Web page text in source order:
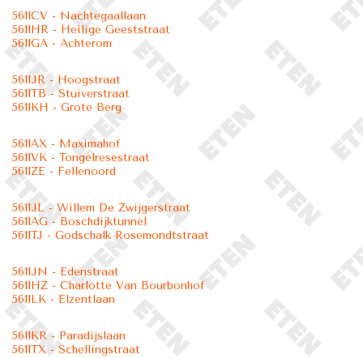
5611CV - Nachtegaallaan
5611HR - Heilige Geeststraat
5611GA - Achterom
5611JR - Hoogstraat
5611TB - Stuiverstraat
5611KH - Grote Berg
5611AX - Maximahof
5611VK - Tongelresestraat
5611ZE - Fellenoord
5611JL - Willem De Zwijgerstraat
5611AG - Boschdijktunnel
5611TJ - Godschalk Rosemondtstraat
5611JN - Edenstraat
5611HZ - Charlotte Van Bourbonhof
5611LK - Elzentlaan
5611KR - Paradijslaan
5611TX - Schellingstraat